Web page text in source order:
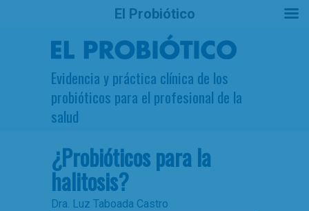
Evidencia y práctica clínica de los
probióticos para el profesional de la
salud
¿Probióticos para la
halitosis?
Dra. Luz Taboada Castro
El Probiótico